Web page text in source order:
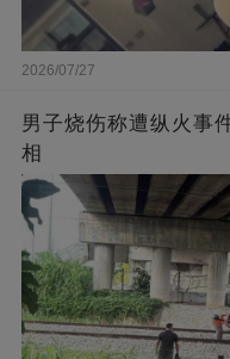
2026/07/27
男子烧伤称遭纵火事
相